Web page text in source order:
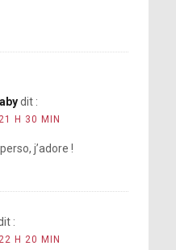
dit :
H 30 MIN
j’adore !
:
H 20 MIN